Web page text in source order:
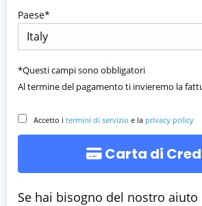
Paese*
*Questi campi sono obbligatori
Al termine del pagamento ti invieremo la
Accetto i termini di servizio e la privacy policy
Carta di
Se hai bisogno del nostro aiuto